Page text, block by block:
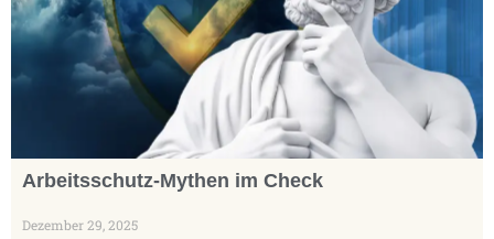
Arbeitsschutz-Mythen im Check
Dezember 29, 2025